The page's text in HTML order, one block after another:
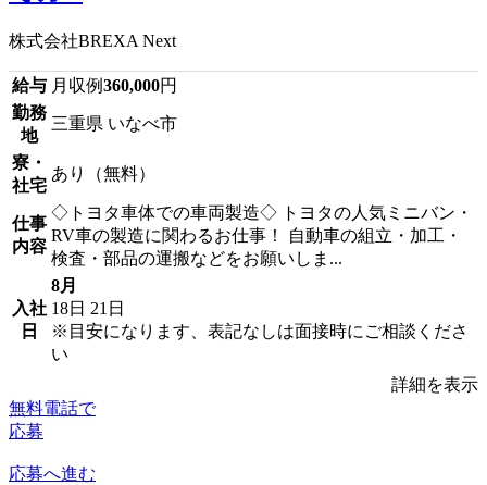
株式会社BREXA Next
給与 月収例360,000円
勤務
地
三重県 いなべ市
寮・
社宅
あり（無料）
仕事
内容
◇トヨタ車体での車両製造◇ トヨタの人気ミニバン・
RV車の製造に関わるお仕事！ 自動車の組立・加工・
検査・部品の運搬などをお願いしま...
入社
日
8月
18日 21日
※目安になります、表記なしは面接時にご相談くださ
い
詳細を表示
無料電話で
応募
応募へ進む